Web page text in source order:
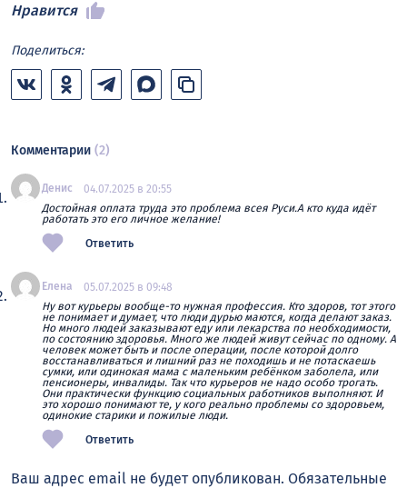
Нравится
Поделиться:
Комментарии (2)
Денис
04.07.2025 в 20:55
Достойная оплата труда это проблема всея Руси.А кто куда идёт
работать это его личное желание!
Ответить
Елена
05.07.2025 в 09:48
Ну вот курьеры вообще-то нужная профессия. Кто здоров, тот этого
не понимает и думает, что люди дурью маются, когда делают заказ.
Но много людей заказывают еду или лекарства по необходимости,
по состоянию здоровья. Много же людей живут сейчас по одному. А
человек может быть и после операции, после которой долго
восстанавливаться и лишний раз не походишь и не потаскаешь
сумки, или одинокая мама с маленьким ребёнком заболела, или
пенсионеры, инвалиды. Так что курьеров не надо особо трогать.
Они практически функцию социальных работников выполняют. И
это хорошо понимают те, у кого реально проблемы со здоровьем,
одинокие старики и пожилые люди.
Ответить
Ваш адрес email не будет опубликован. Обязательные